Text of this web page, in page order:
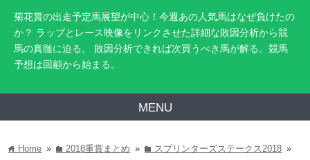
菊花賞の出走予定馬展望が中心！今週あの人気馬はなぜ負けたの
か？ ラップとレース映像をリンクさせた詳細な敗因分析から競
馬の真髄に迫る。 敗因分析できれば次買うべき馬が解る。競馬
予想は回顧から始まる。
MENU
home Home » folder2018重賞まとめ » folder スプリンターズステークス2018 »